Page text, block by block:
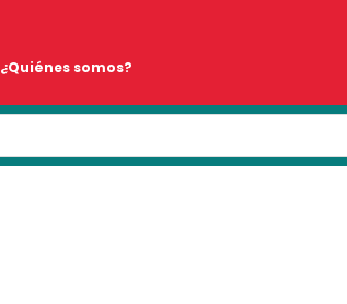
¿Quiénes somos?